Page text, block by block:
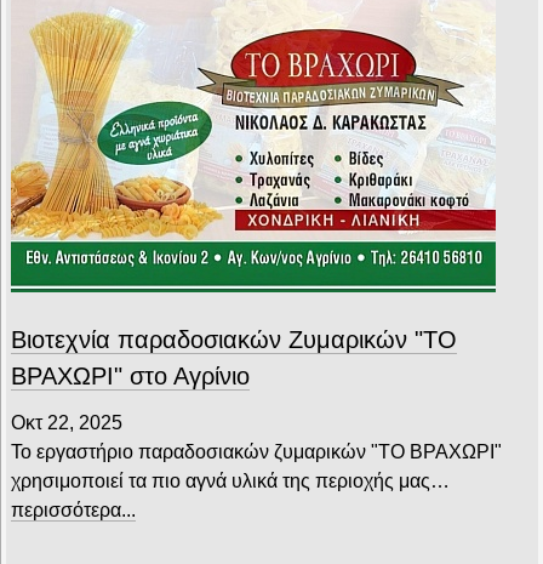
Βιοτεχνία παραδοσιακών Ζυμαρικών "ΤΟ
ΒΡΑΧΩΡΙ" στο Αγρίνιο
Οκτ 22, 2025
Το εργαστήριο παραδοσιακών ζυμαρικών "ΤΟ ΒΡΑΧΩΡΙ"
χρησιμοποιεί τα πιο αγνά υλικά της περιοχής μας…
περισσότερα...